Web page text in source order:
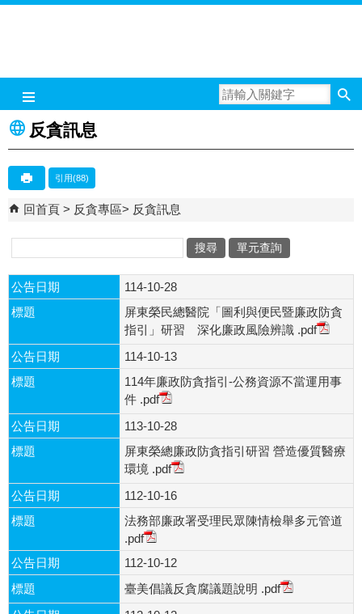
反貪訊息
引用(88)
回首頁 反貪專區 反貪訊息
關
鍵
字
單元查詢
公告日期
114-10-28
標題
屏東榮民總醫院「圖利與便民暨廉政防貪
指引」研習 深化廉政風險辨識 .pdf
公告日期
114-10-13
標題
114年廉政防貪指引-公務資源不當運用事
件 .pdf
公告日期
113-10-28
標題
屏東榮總廉政防貪指引研習 營造優質醫療
環境 .pdf
公告日期
112-10-16
標題
法務部廉政署受理民眾陳情檢舉多元管道
.pdf
公告日期
112-10-12
標題
臺美倡議反貪腐議題說明 .pdf